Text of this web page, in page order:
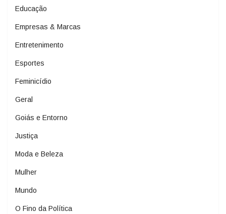
Educação
Empresas & Marcas
Entretenimento
Esportes
Feminicídio
Geral
Goiás e Entorno
Justiça
Moda e Beleza
Mulher
Mundo
O Fino da Política